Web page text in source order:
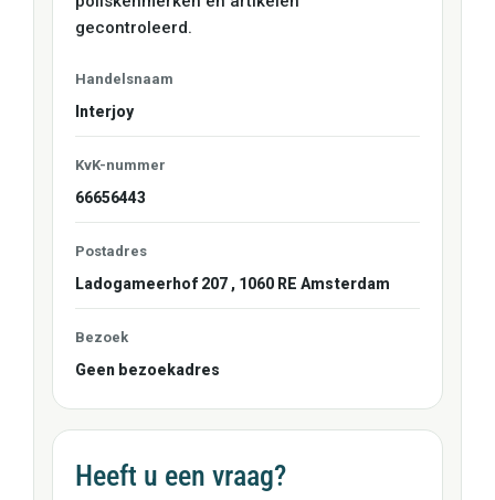
gecontroleerd.
Handelsnaam
Interjoy
KvK-nummer
66656443
Postadres
Ladogameerhof 207 , 1060 RE Amsterdam
Bezoek
Geen bezoekadres
Heeft u een vraag?